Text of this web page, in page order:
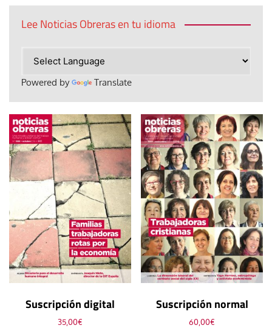
Lee Noticias Obreras en tu idioma
Powered by Translate
Suscripción digital
35,00€
Suscripción normal
60,00€